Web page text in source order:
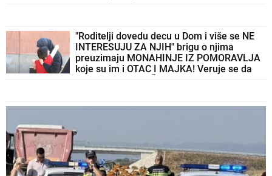
"Roditelji dovedu decu u Dom i više se NE
INTERESUJU ZA NJIH" brigu o njima
preuzimaju MONAHINJE IZ POMORAVLJA
koje su im i OTAC I MAJKA! Veruje se da